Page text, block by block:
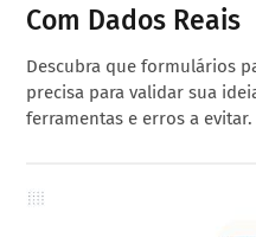
Com Dados Reais
Descubra que formulários
precisa para validar sua
ferramentas e erros a evitar.